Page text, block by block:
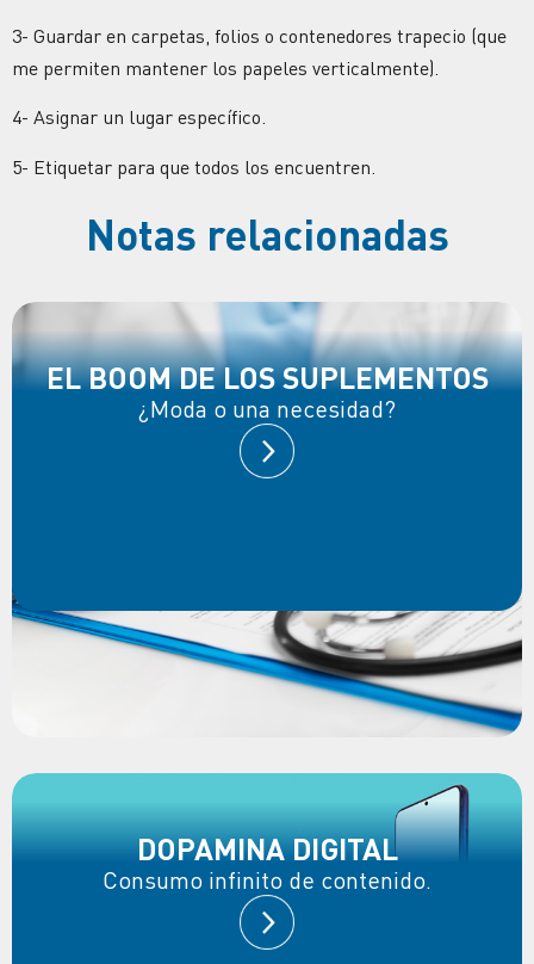
3- Guardar en carpetas, folios o contenedores trapecio (que
me permiten mantener los papeles verticalmente).
4- Asignar un lugar específico.
5- Etiquetar para que todos los encuentren.
Notas relacionadas
EL BOOM DE LOS SUPLEMENTOS
¿Moda o una necesidad?
DOPAMINA DIGITAL
Consumo infinito de contenido.